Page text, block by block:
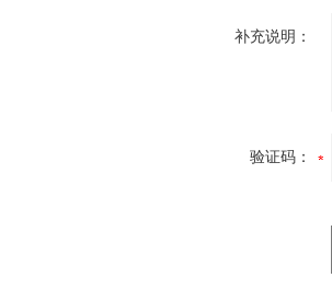
补充说明：
验证码：